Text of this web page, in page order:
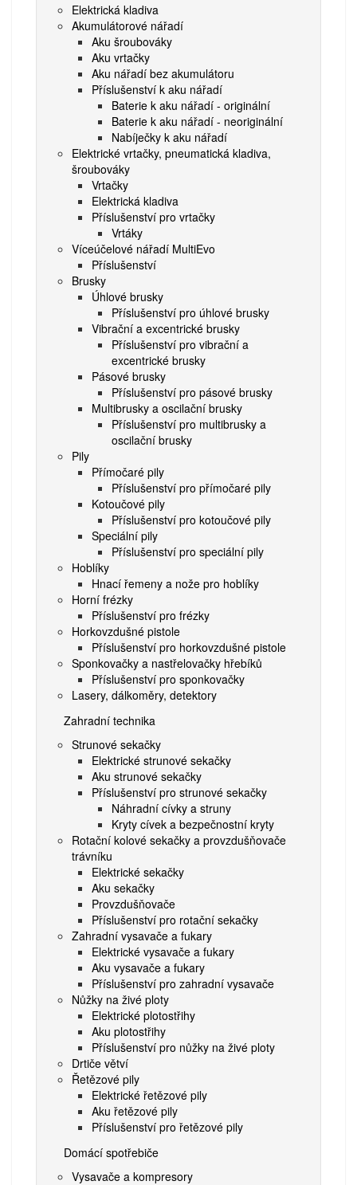
Elektrická kladiva
Akumulátorové nářadí
Aku šroubováky
Aku vrtačky
Aku nářadí bez akumulátoru
Příslušenství k aku nářadí
Baterie k aku nářadí - originální
Baterie k aku nářadí - neoriginální
Nabíječky k aku nářadí
Elektrické vrtačky, pneumatická kladiva,
šroubováky
Vrtačky
Elektrická kladiva
Příslušenství pro vrtačky
Vrtáky
Víceúčelové nářadí MultiEvo
Příslušenství
Brusky
Úhlové brusky
Příslušenství pro úhlové brusky
Vibrační a excentrické brusky
Příslušenství pro vibrační a
excentrické brusky
Pásové brusky
Příslušenství pro pásové brusky
Multibrusky a oscilační brusky
Příslušenství pro multibrusky a
oscilační brusky
Pily
Přímočaré pily
Příslušenství pro přímočaré pily
Kotoučové pily
Příslušenství pro kotoučové pily
Speciální pily
Příslušenství pro speciální pily
Hoblíky
Hnací řemeny a nože pro hoblíky
Horní frézky
Příslušenství pro frézky
Horkovzdušné pistole
Příslušenství pro horkovzdušné pistole
Sponkovačky a nastřelovačky hřebíků
Příslušenství pro sponkovačky
Lasery, dálkoměry, detektory
Zahradní technika
Strunové sekačky
Elektrické strunové sekačky
Aku strunové sekačky
Příslušenství pro strunové sekačky
Náhradní cívky a struny
Kryty cívek a bezpečnostní kryty
Rotační kolové sekačky a provzdušňovače
trávníku
Elektrické sekačky
Aku sekačky
Provzdušňovače
Příslušenství pro rotační sekačky
Zahradní vysavače a fukary
Elektrické vysavače a fukary
Aku vysavače a fukary
Příslušenství pro zahradní vysavače
Nůžky na živé ploty
Elektrické plotostřihy
Aku plotostřihy
Příslušenství pro nůžky na živé ploty
Drtiče větví
Řetězové pily
Elektrické řetězové pily
Aku řetězové pily
Příslušenství pro řetězové pily
Domácí spotřebiče
Vysavače a kompresory